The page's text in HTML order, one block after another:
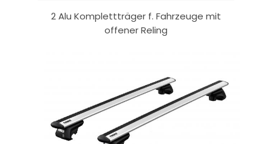
2 Alu Komplettträger f. Fahrzeuge mit
offener Reling